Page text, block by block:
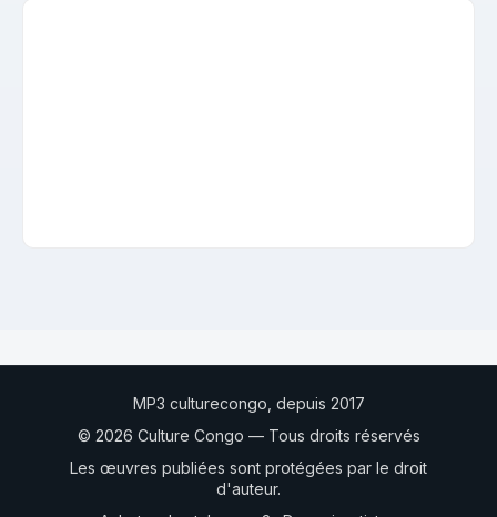
MP3 culturecongo, depuis 2017
© 2026 Culture Congo — Tous droits réservés
Les œuvres publiées sont protégées par le droit
d'auteur.